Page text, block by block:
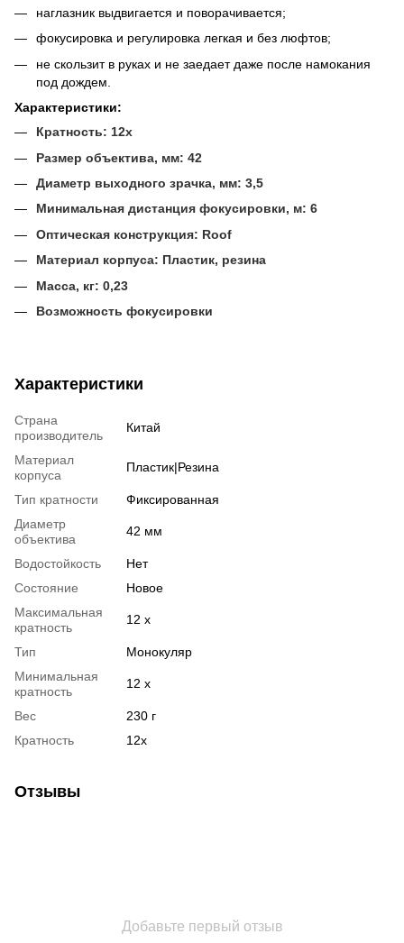
наглазник выдвигается и поворачивается;
фокусировка и регулировка легкая и без люфтов;
не скользит в руках и не заедает даже после намокания
под дождем.
Характеристики:
Кратность: 12x
Размер объектива, мм: 42
Диаметр выходного зрачка, мм: 3,5
Минимальная дистанция фокусировки, м: 6
Оптическая конструкция: Roof
Материал корпуса: Пластик, резина
Масса, кг: 0,23
Возможность фокусировки
Характеристики
Страна
производитель
Китай
Материал
корпуса
Пластик|Резина
Тип кратности
Фиксированная
Диаметр
объектива
42 мм
Водостойкость
Нет
Состояние
Новое
Максимальная
кратность
12 х
Тип
Монокуляр
Минимальная
кратность
12 х
Вес
230 г
Кратность
12x
Отзывы
Добавьте первый отзыв